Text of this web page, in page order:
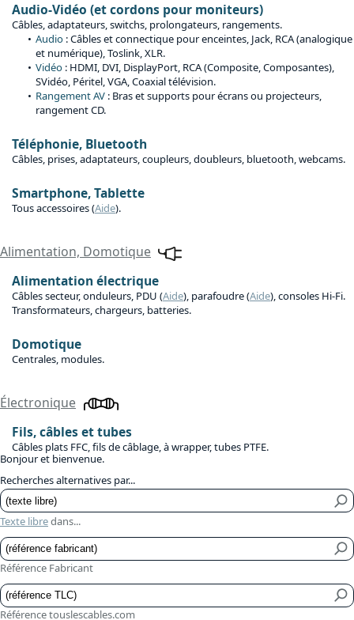
Audio-Vidéo (et cordons pour moniteurs)
Câbles, adaptateurs, switchs, prolongateurs, rangements.
Audio : Câbles et connectique pour enceintes, Jack, RCA (analogique
et numérique), Toslink, XLR.
Vidéo : HDMI, DVI, DisplayPort, RCA (Composite, Composantes),
SVidéo, Péritel, VGA, Coaxial télévision.
Rangement AV : Bras et supports pour écrans ou projecteurs,
rangement CD.
Téléphonie, Bluetooth
Câbles, prises, adaptateurs, coupleurs, doubleurs, bluetooth, webcams.
Smartphone, Tablette
Tous accessoires (Aide).
Alimentation, Domotique
Alimentation électrique
Câbles secteur, onduleurs, PDU (Aide), parafoudre (Aide), consoles Hi-Fi.
Transformateurs, chargeurs, batteries.
Domotique
Centrales, modules.
Électronique
Fils, câbles et tubes
Câbles plats FFC, fils de câblage, à wrapper, tubes PTFE.
Bonjour et bienvenue.
Recherches alternatives par...
Texte libredans...
Référence Fabricant
Référence touslescables.com